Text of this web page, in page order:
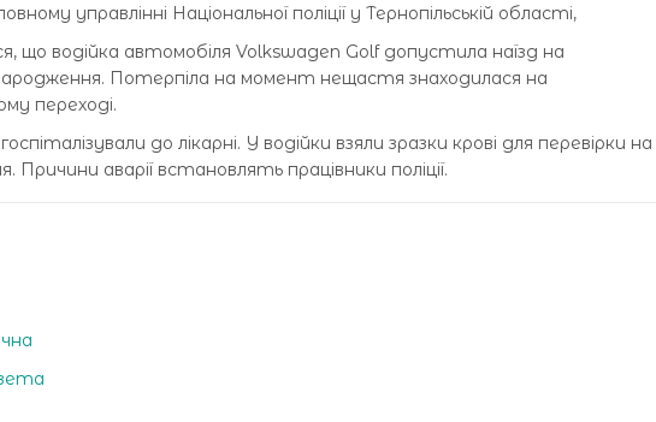
управлінні Національної поліції у Тернопільській області,
що водійка автомобіля Volkswagen Golf допустила наїзд на
Потерпіла на момент нещастя знаходилася на
переході.
до лікарні. У водійки взяли зразки крові для перевірки на
Причини аварії встановлять працівники поліції.